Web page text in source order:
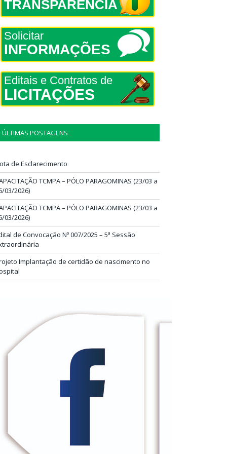
TRANSPARÊNCIA
Solicitar
INFORMAÇÕES
Editais e Contratos de
LICITAÇÕES
ÚLTIMAS POSTAGENS
de Esclarecimento
TCMPA – PÓLO PARAGOMINAS (23/03 a
03/2026)
TCMPA – PÓLO PARAGOMINAS (23/03 a
03/2026)
de Convocação Nº 007/2025 – 5ª Sessão
Implantação de certidão de nascimento no